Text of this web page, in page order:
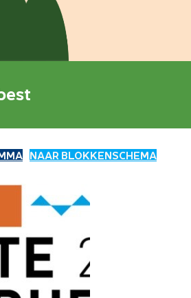
NAAR BLOKKENSCHEMA